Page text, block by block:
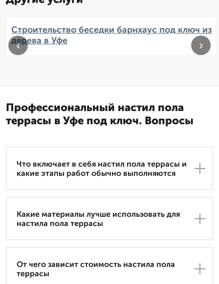
Строительство беседки барнхаус под ключ из
дерева в Уфе
‹ ›
Профессиональный настил пола
террасы в Уфе под ключ. Вопросы
Что включает в себя настил пола террасы и
какие этапы работ обычно выполняются
Какие материалы лучше использовать для
настила пола террасы
От чего зависит стоимость настила пола
террасы